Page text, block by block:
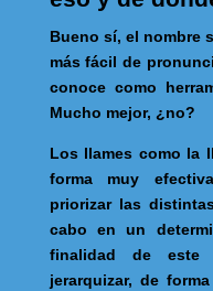
Bueno sí, el nombre
más fácil de
conoce como
Mucho mejor, ¿no?
Los llames como la
forma muy
priorizar las
cabo en un
finalidad de este
jerarquizar, de